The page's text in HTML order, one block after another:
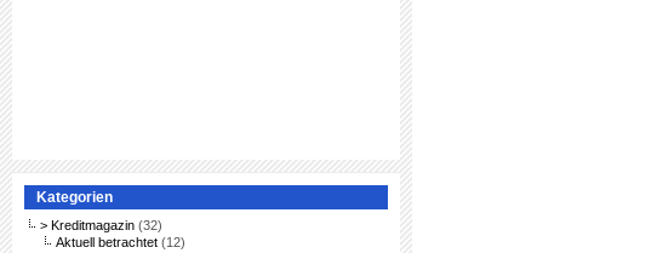
Kategorien
> Kreditmagazin (32)
Aktuell betrachtet (12)